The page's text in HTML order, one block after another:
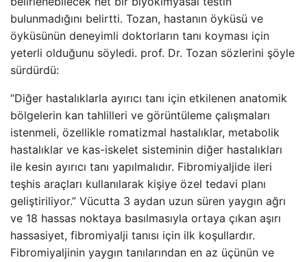
bulunmadığını belirtti. Tozan, hastanın öyküsü ve
öyküsünün deneyimli doktorların tanı koyması için
yeterli olduğunu söyledi. prof. Dr. Tozan sözlerini şöyle
sürdürdü:
“Diğer hastalıklarla ayırıcı tanı için etkilenen anatomik
bölgelerin kan tahlilleri ve görüntüleme çalışmaları
istenmeli, özellikle romatizmal hastalıklar, metabolik
hastalıklar ve kas-iskelet sisteminin diğer hastalıkları
ile kesin ayırıcı tanı yapılmalıdır. Fibromiyaljide ileri
teşhis araçları kullanılarak kişiye özel tedavi planı
geliştiriliyor.” Vücutta 3 aydan uzun süren yaygın ağrı
ve 18 hassas noktaya basılmasıyla ortaya çıkan aşırı
hassasiyet, fibromiyalji tanısı için ilk koşullardır.
Fibromiyaljinin yaygın tanılarından en az üçünün ve